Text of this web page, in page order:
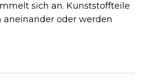
sich an. Kunststoffteile
aneinander oder werden